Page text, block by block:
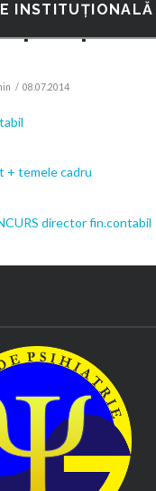
INSTITUȚIONALĂ
post
08.07.2014
+ temele cadru
director fin.contabil